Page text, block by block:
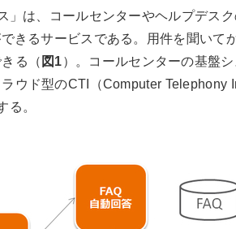
は、コールセンターやヘルプデスク
きるサービスである。用件を聞いて
る（ 図1）。コールセンターの基盤
ウド型のCTI（Computer Telephony
る。